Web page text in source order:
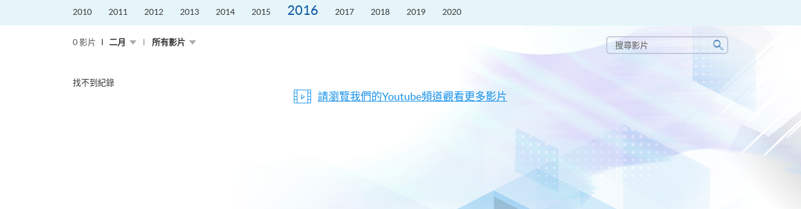
2010 2011 2012 2013 2014 2015 2016 2017 2018 2019 2020
0 影片 二月 所有影片
搜
尋
搜
尋
找不到紀錄
請瀏覽我們的Youtube頻道觀看更多影片